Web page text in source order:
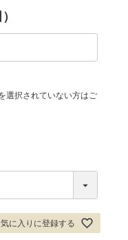
選択されていない方はご
に入りに登録する